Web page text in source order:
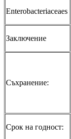
Enterobacteriaceaes
Заключение
Съхранение:
Срок на годност: